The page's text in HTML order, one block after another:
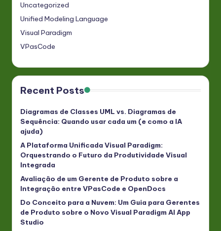
Uncategorized
Unified Modeling Language
Visual Paradigm
VPasCode
Recent Posts
Diagramas de Classes UML vs. Diagramas de
Sequência: Quando usar cada um (e como a IA
ajuda)
A Plataforma Unificada Visual Paradigm:
Orquestrando o Futuro da Produtividade Visual
Integrada
Avaliação de um Gerente de Produto sobre a
Integração entre VPasCode e OpenDocs
Do Conceito para a Nuvem: Um Guia para Gerentes
de Produto sobre o Novo Visual Paradigm AI App
Studio